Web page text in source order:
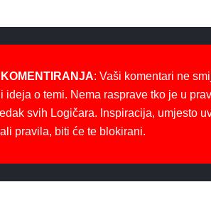
: Vaši komentari ne
ideja o temi. Nema rasprave tko je u
svih Logičara. Inspiracija, umjesto
pravila, biti će te blokirani.